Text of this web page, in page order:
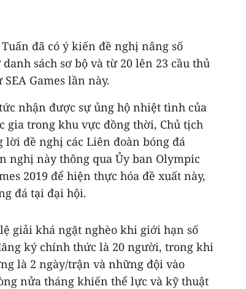
đã có ý kiến đề nghị nâng số
sách sơ bộ và từ 20 lên 23 cầu thủ
Games lần này.
nhận được sự ủng hộ nhiệt tình của
gia trong khu vực đồng thời, Chủ tịch
lời đề nghị các Liên đoàn bóng đá
này thông qua Ủy ban Olympic
2019 để hiện thực hóa đề xuất này,
đá tại đại hội.
giải khá ngặt nghèo khi giới hạn số
ký chính thức là 20 người, trong khi
là 2 ngày/trận và những đội vào
nửa tháng khiến thể lực và kỹ thuật